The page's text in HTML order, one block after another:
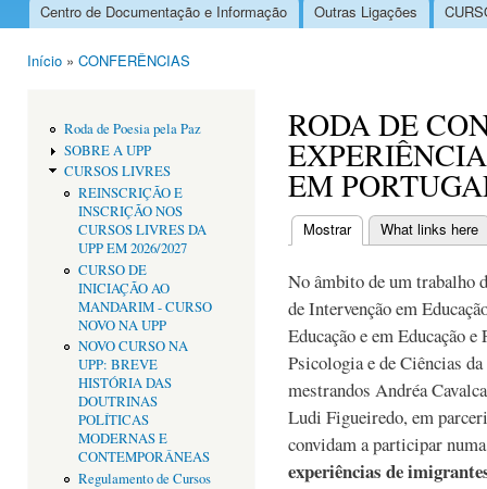
Menu principal
Centro de Documentação e Informação Outras Ligações
Início » CONFERÊNCIAS
Roda de Poesia pela Paz
SOBRE A UPP
CURSOS LIVRES
REINSCRIÇÃO E
INSCRIÇÃO NOS
CURSOS LIVRES DA
UPP EM 2026/2027
CURSO DE
INICIAÇÃO AO
MANDARIM - CURSO
NOVO NA UPP
NOVO CURSO NA
UPP: BREVE
HISTÓRIA DAS
DOUTRINAS
POLÍTICAS
MODERNAS E
CONTEMPORÂNEAS
Regulamento de Cursos
RODA DE
EM
Separadores
Mostrar(separador ativo)
What links here
No âmbito de um trabalho
de Intervenção em
Educação e em Educação
Psicologia e de Ciências
mestrandos Andréa
Ludi Figueiredo, em
convidam a participar
experiências de